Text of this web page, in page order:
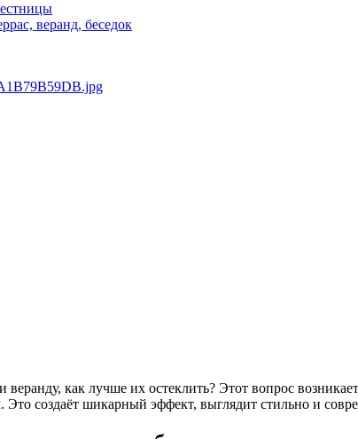
веранд, беседок
веранду, как лучше их остеклить? Этот вопрос
Это создаёт шикарный эффект, выглядит стильно и